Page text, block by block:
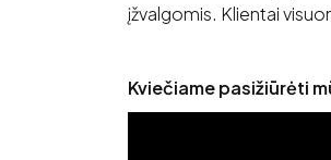
įžvalgomis. Klientai
Kviečiame pasižiūrėti